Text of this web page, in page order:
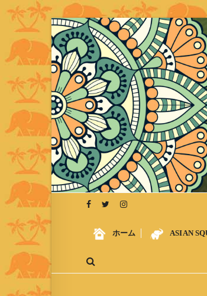
S
k
i
p
t
o
c
o
n
e
n
ホーム ASIAN